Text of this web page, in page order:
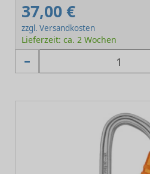
37,00 €
zzgl. Versandkosten
Lieferzeit: ca. 2 Wochen